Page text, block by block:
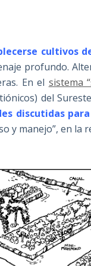
cultivos
profundo.
En el sistema
del
discutidas
y manejo”, en la